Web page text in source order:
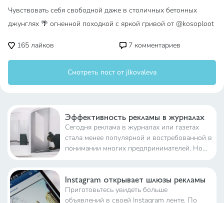
Чувствовать себя свободной даже в столичных бетонных
джунглях 🌴 огненной походкой с яркой гривой от @kosoploot
165 лайков 7 комментариев
Смотреть пост от jlkovaleva
Эффективность рекламы в журналах
Сегодня реклама в журналах или газетах
стала менее популярной и востребованной в
понимании многих предпринимателей. Но
Instagram открывает шлюзы рекламы
Приготовьтесь увидеть больше
объявлений в своей Instagram ленте. По